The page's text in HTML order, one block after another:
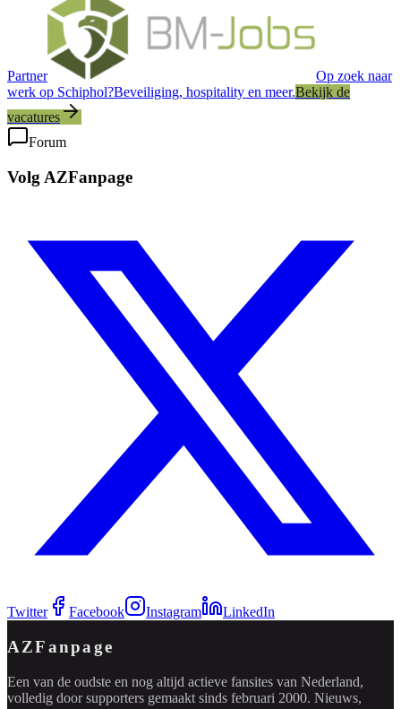
Partner
Op zoek naar
werk op Schiphol?Beveiliging, hospitality en meer.Bekijk de
vacatures
Forum
Volg AZFanpage
Twitter Facebook Instagram LinkedIn
AZFanpage
Een van de oudste en nog altijd actieve fansites van Nederland,
volledig door supporters gemaakt sinds februari 2000. Nieuws,